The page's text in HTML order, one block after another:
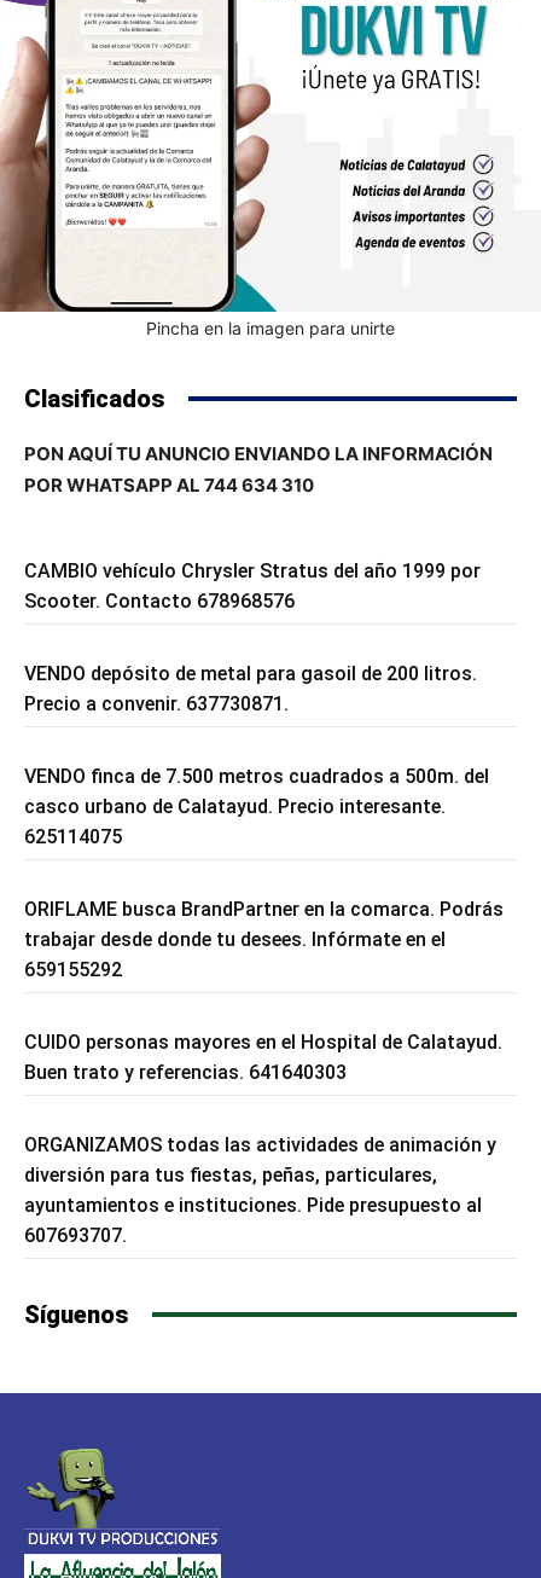
Pincha en la imagen para unirte
Clasificados
PON AQUÍ TU ANUNCIO ENVIANDO LA INFORMACIÓN
POR WHATSAPP AL 744 634 310
CAMBIO vehículo Chrysler Stratus del año 1999 por
Scooter. Contacto 678968576
VENDO depósito de metal para gasoil de 200 litros.
Precio a convenir. 637730871.
VENDO finca de 7.500 metros cuadrados a 500m. del
casco urbano de Calatayud. Precio interesante.
625114075
ORIFLAME busca BrandPartner en la comarca. Podrás
trabajar desde donde tu desees. Infórmate en el
659155292
CUIDO personas mayores en el Hospital de Calatayud.
Buen trato y referencias. 641640303
ORGANIZAMOS todas las actividades de animación y
diversión para tus fiestas, peñas, particulares,
ayuntamientos e instituciones. Pide presupuesto al
607693707.
Síguenos